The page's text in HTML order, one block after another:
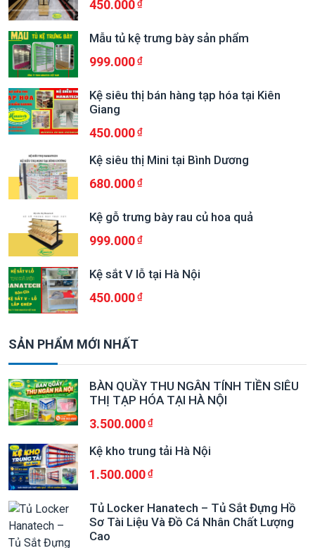
450.000
Mẫu tủ kệ trưng bày sản phẩm
999.000
Kệ siêu thị bán hàng tạp hóa tại Kiên
Giang
450.000
Kệ siêu thị Mini tại Bình Dương
680.000
Kệ gỗ trưng bày rau củ hoa quả
999.000
Kệ sắt V lỗ tại Hà Nội
450.000
SẢN PHẨM MỚI NHẤT
BÀN QUẦY THU NGÂN TÍNH TIỀN SIÊU
THỊ TẠP HÓA TẠI HÀ NỘI
3.500.000
Kệ kho trung tải Hà Nội
1.500.000
Tủ Locker Hanatech – Tủ Sắt Đựng Hồ
Sơ Tài Liệu Và Đồ Cá Nhân Chất Lượng
Cao